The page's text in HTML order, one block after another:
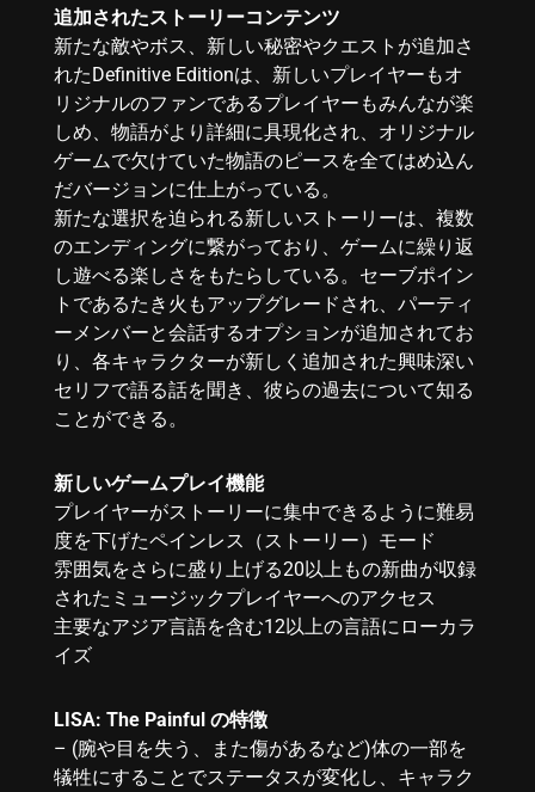
追加されたストーリーコンテンツ
新たな敵やボス、新しい秘密やクエストが追加さ
れたDefinitive Editionは、新しいプレイヤーもオ
リジナルのファンであるプレイヤーもみんなが楽
しめ、物語がより詳細に具現化され、オリジナル
ゲームで欠けていた物語のピースを全てはめ込ん
だバージョンに仕上がっている。
新たな選択を迫られる新しいストーリーは、複数
のエンディングに繋がっており、ゲームに繰り返
し遊べる楽しさをもたらしている。セーブポイン
トであるたき火もアップグレードされ、パーティ
ーメンバーと会話するオプションが追加されてお
り、各キャラクターが新しく追加された興味深い
セリフで語る話を聞き、彼らの過去について知る
ことができる。
新しいゲームプレイ機能
プレイヤーがストーリーに集中できるように難易
度を下げたペインレス（ストーリー）モード
雰囲気をさらに盛り上げる20以上もの新曲が収録
されたミュージックプレイヤーへのアクセス
主要なアジア言語を含む12以上の言語にローカラ
イズ
LISA: The Painful の特徴
– (腕や目を失う、また傷があるなど)体の一部を
犠牲にすることでステータスが変化し、キャラク